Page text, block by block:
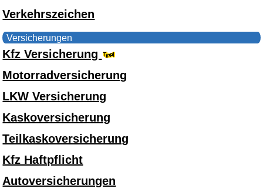
Verkehrszeichen
Versicherungen
Kfz Versicherung
Motorradversicherung
LKW Versicherung
Kaskoversicherung
Teilkaskoversicherung
Kfz Haftpflicht
Autoversicherungen